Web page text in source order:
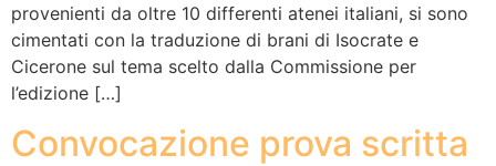
provenienti da oltre 10 differenti atenei italiani, si sono
cimentati con la traduzione di brani di Isocrate e
Cicerone sul tema scelto dalla Commissione per
l’edizione […]
Convocazione prova scritta